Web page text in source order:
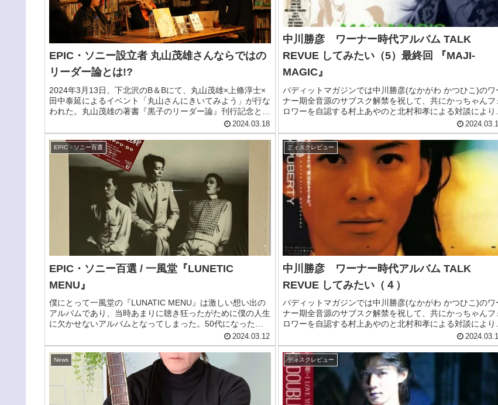
中川勝彦 ワーナー時代アルバム TALK
REVUE してみたい（5）最終回 『MAJI-
MAGIC』
バディットマガジンでは中川勝彦(なかがわ かつひこ)のワ
ナー期全音源のサブスク解禁を祝して、共にかっちゃんフ
ロワーを自認する村上あやのと北村和孝による対談により
ワーナー期中川勝彦の音楽性について紐解いている。ここ
最終回をお届けしよう。
EPIC・ソニー設立者 丸山茂雄さんならではの
リーダー論とは!?
2024年3月13日、下北沢のB＆Bにて、丸山茂雄×上條淳士×
田中泰延によるイベント「丸山さんにきいてみよう」が行な
われた。丸山茂雄の著書『黒子のリーダー論』刊行記念とし
て企てられたものだが、満員御礼で、トーク内容も大変な盛
り上がりを見せた。
2024.03.18
EPIC・ソニー百選
EPIC・ソニー百選 / 一風堂『LUNETIC
MENU』
僕にとって一風堂の『LUNATIC MENU』は激しい想い出の
アルバムであり、当時あまりに聴き狂ったがために僕の人生
に欠かせないアルバムとなってしまった。50代になった
今、満ち足りなかった青春の日々と共に眩く感じてしまうの
だ。
2024.03.12
ディスクレビュー
中川勝彦 ワーナー時代アルバム TALK
REVUE してみたい（４）
バディットマガジンでは中川勝彦(なかがわ かつひこ)のワ
ナー期全音源のサブスク解禁を祝して、共にかっちゃんフ
ロワーを自認する村上あやのと北村和孝による対談により
ワーナー期中川勝彦の音楽性について紐解いている。ここ
第四回をお届けしよう。
News ディスクレビュー